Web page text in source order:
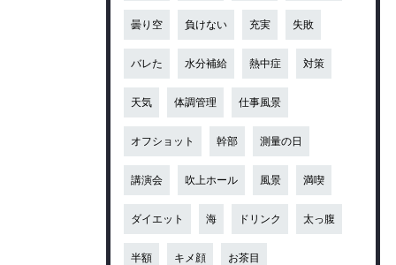
曇り空 負けない 充実 失敗
バレた 水分補給 熱中症 対策
天気 体調管理 仕事風景
オフショット 幹部 測量の日
講演会 吹上ホール 風景 満喫
ダイエット 海 ドリンク 太っ腹
半額 キメ顔 お茶目